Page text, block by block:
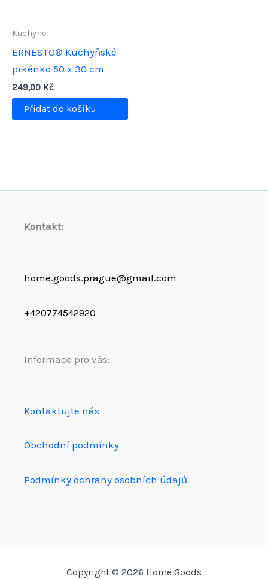
Kuchyne
ERNESTO® Kuchyňské
prkénko 50 x 30 cm
249,00 Kč
Přidat do košíku
Kontakt:
home.goods.prague@gmail.com
+420774542920
Informace pro vás:
Kontaktujte nás
Obchodní podmínky
Podmínky ochrany osobních údajů
Copyright © 2026 Home Goods